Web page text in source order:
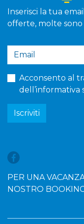
Inserisci la tua
offerte, molte sono
Acconsento al
dell’informativa
Iscriviti
PER UNA
NOSTRO